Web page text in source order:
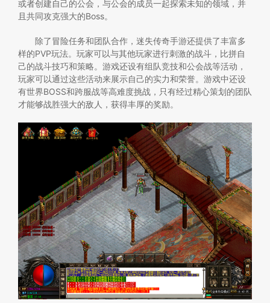
或者创建自己的公会，与公会的成员一起探索未知的领域，并
且共同攻克强大的Boss。
除了冒险任务和团队合作，迷失传奇手游还提供了丰富多
样的PVP玩法。玩家可以与其他玩家进行刺激的战斗，比拼自
己的战斗技巧和策略。游戏还设有组队竞技和公会战等活动，
玩家可以通过这些活动来展示自己的实力和荣誉。游戏中还设
有世界BOSS和跨服战等高难度挑战，只有经过精心策划的团队
才能够战胜强大的敌人，获得丰厚的奖励。